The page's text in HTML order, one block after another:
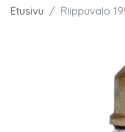
Etusivu Riippuvalo